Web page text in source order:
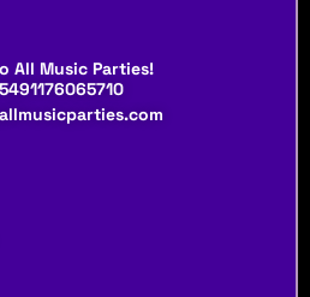
All Music Parties!